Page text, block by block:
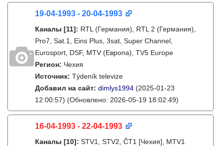
19-04-1993 - 20-04-1993
Каналы [11]: RTL (Германия), RTL 2 (Германия),
Pro7, Sat.1, Eins Plus, 3sat, Super Channel,
Eurosport, DSF, MTV (Европа), TV5 Europe
Регион: Чехия
Источник: Týdeník televize
Добавил на сайт: dimlys1994 (2025-01-23
12:00:57) (Обновлено: 2026-05-19 18:02:49)
16-04-1993 - 22-04-1993
Каналы [10]: STV1, STV2, ČT1 [Чехия], MTV1